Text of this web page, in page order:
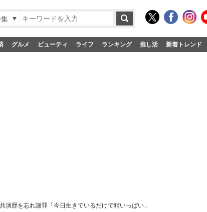
グルメ ビューティ ライフ ランキング 推し活 新着トレンド
歴を忘れ謝罪「今日生きているだけで精いっぱい」